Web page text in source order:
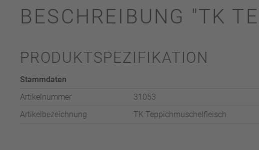
BESCHREIBUNG "TK
PRODUKTSPEZIFIKATION
Stammdaten
Artikelnummer
31053
Artikelbezeichnung
TK Teppichmuschelfleisch